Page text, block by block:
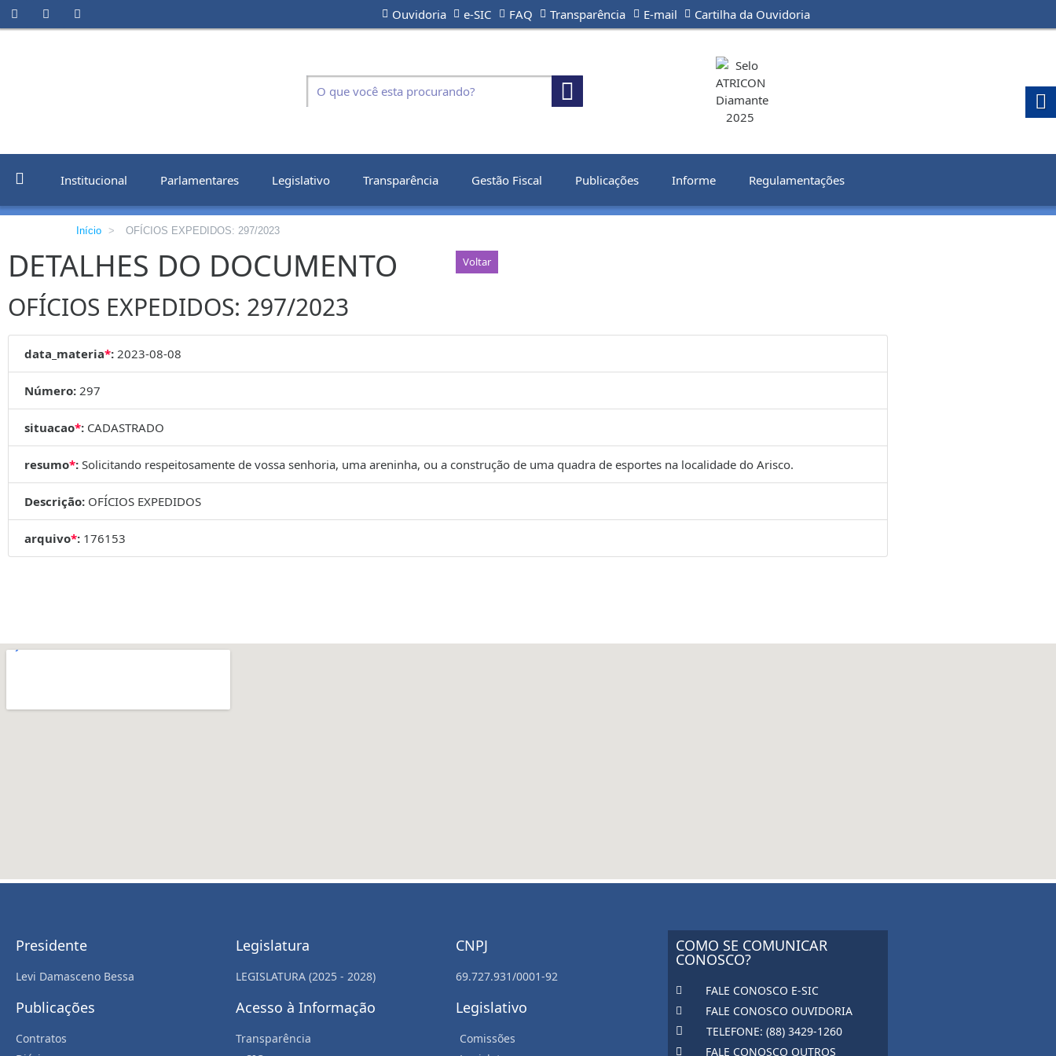
Ouvidoria e-SIC FAQ Transparência E-mail Cartilha da Ouvidoria
Institucional Parlamentares Legislativo Transparência Gestão Fiscal Publicações Informe Regulamentações
Início > OFÍCIOS EXPEDIDOS: 297/2023
DETALHES DO DOCUMENTO Voltar
OFÍCIOS EXPEDIDOS: 297/2023
data_materia*: 2023-08-08
Número: 297
situacao*: CADASTRADO
resumo*: Solicitando respeitosamente de vossa senhoria, uma areninha, ou a construção de uma quadra de esportes na localidade do Arisco.
Descrição: OFÍCIOS EXPEDIDOS
arquivo*: 176153
Presidente
Levi Damasceno Bessa
Publicações
Contratos
Legislatura
LEGISLATURA (2025 - 2028)
Acesso à Informação
Transparência
CNPJ
69.727.931/0001-92
Legislativo
Comissões
COMO SE COMUNICAR
CONOSCO?
FALE CONOSCO E-SIC
FALE CONOSCO OUVIDORIA
TELEFONE: (88) 3429-1260
FALE CONOSCO OUTROS